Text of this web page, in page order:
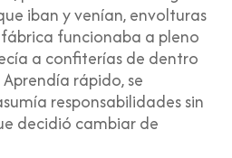
iban y venían, envolturas
funcionaba a pleno
a confiterías de dentro
rápido, se
responsabilidades sin
decidió cambiar de